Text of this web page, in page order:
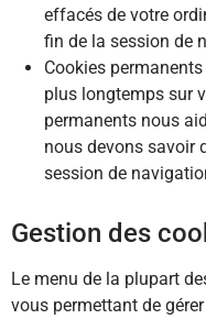
effacés de votre
fin de la session de
Cookies
plus longtemps sur
permanents nous
nous devons savoir
session de
Gestion des
Le menu de la plupart
vous permettant de